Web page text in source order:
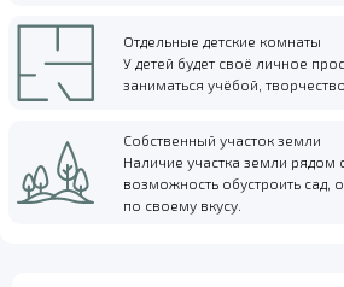
Отдельные детские комнаты
У детей будет своё личное
заниматься учёбой,
Собственный участок земли
Наличие участка земли рядом
возможность обустроить сад,
по своему вкусу.